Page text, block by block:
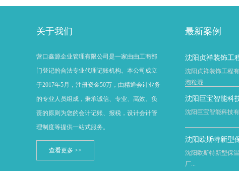
关于我们
营口鑫源企业管理有限公司是一家由由工商部
门登记的合法专业代理记账机构。本公司成立
于2017年5月，注册资金50万，由精通会计业务
的专业人员组成，秉承诚信、专业、高效、负
责的原则为您的会计记账、报税，设计会计管
理制度等提供一站式服务。
查看更多 >>
最新案例
沈阳贞祥装饰工
沈阳贞祥装饰工程
泡粒混...
沈阳巨宝智能科
沈阳巨宝智能科技
沈阳欧斯特新型
沈阳欧斯特新型保
厂...